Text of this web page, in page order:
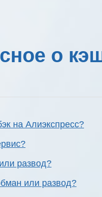
о
на Алиэкспресс?
развод?
или развод?